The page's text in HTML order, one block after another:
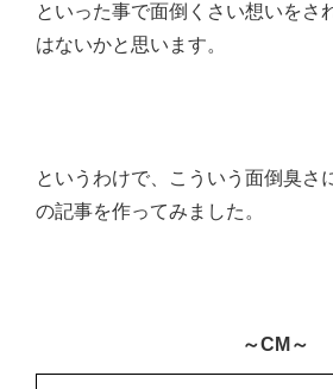
といった事で面倒くさい想いをさ
はないかと思います。
というわけで、こういう面倒臭さ
の記事を作ってみました。
～CM～